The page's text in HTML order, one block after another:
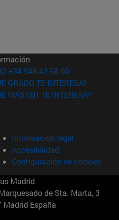
+34 948 42 56 00
GRADO TE INTERESA?
MÁSTER TE INTERESA?
Información legal
Accesibilidad
Configuración de cookies
Madrid
de Sta. Marta, 3
Madrid España